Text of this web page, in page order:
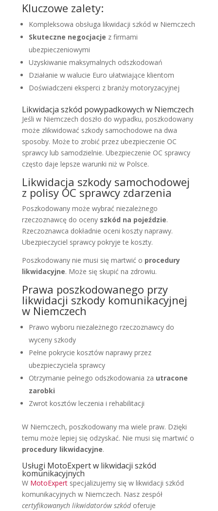
Kluczowe zalety:
Kompleksowa obsługa likwidacji szkód w Niemczech
Skuteczne negocjacje z firmami
ubezpieczeniowymi
Uzyskiwanie maksymalnych odszkodowań
Działanie w walucie Euro ułatwiające klientom
Doświadczeni eksperci z branży motoryzacyjnej
Likwidacja szkód powypadkowych w Niemczech
Jeśli w Niemczech doszło do wypadku, poszkodowany
może zlikwidować szkody samochodowe na dwa
sposoby. Może to zrobić przez ubezpieczenie OC
sprawcy lub samodzielnie. Ubezpieczenie OC sprawcy
często daje lepsze warunki niż w Polsce.
Likwidacja szkody samochodowej
z polisy OC sprawcy zdarzenia
Poszkodowany może wybrać niezależnego
rzeczoznawcę do oceny szkód na pojeździe.
Rzeczoznawca dokładnie oceni koszty naprawy.
Ubezpieczyciel sprawcy pokryje te koszty.
Poszkodowany nie musi się martwić o procedury
likwidacyjne. Może się skupić na zdrowiu.
Prawa poszkodowanego przy
likwidacji szkody komunikacyjnej
w Niemczech
Prawo wyboru niezależnego rzeczoznawcy do
wyceny szkody
Pełne pokrycie kosztów naprawy przez
ubezpieczyciela sprawcy
Otrzymanie pełnego odszkodowania za utracone
zarobki
Zwrot kosztów leczenia i rehabilitacji
W Niemczech, poszkodowany ma wiele praw. Dzięki
temu może lepiej się odzyskać. Nie musi się martwić o
procedury likwidacyjne.
Usługi MotoExpert w likwidacji szkód
komunikacyjnych
W MotoExpertspecjalizujemy się w likwidacji szkód
komunikacyjnych w Niemczech. Nasz zespół
certyfikowanych likwidatorów szkódoferuje